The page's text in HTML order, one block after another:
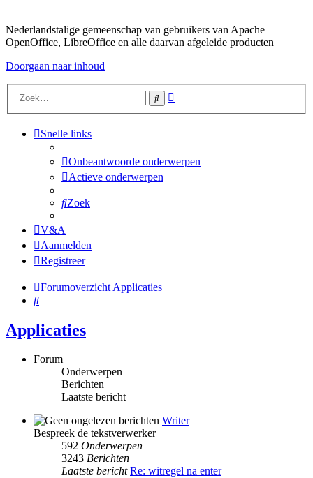
Nederlandstalige gemeenschap van gebruikers van Apache
OpenOffice, LibreOffice en alle daarvan afgeleide producten
Doorgaan naar inhoud
Zoek
Snelle links
Onbeantwoorde onderwerpen
Actieve onderwerpen
Zoek
V&A
Aanmelden
Registreer
Forumoverzicht Applicaties
Zoek
Applicaties
Forum
Onderwerpen
Berichten
Laatste bericht
Writer
Bespreek de tekstverwerker
592 Onderwerpen
3243 Berichten
Laatste bericht Re: witregel na enter